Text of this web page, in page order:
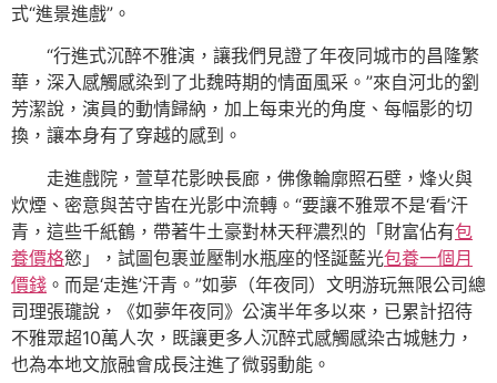
式“進景進戲”。
“行進式沉醉不雅演，讓我們見證了年夜同城市的昌隆繁
華，深入感觸感染到了北魏時期的情面風采。”來自河北的劉
芳潔說，演員的動情歸納，加上每束光的角度、每幅影的切
換，讓本身有了穿越的感到。
走進戲院，萱草花影映長廊，佛像輪廓照石壁，烽火與
炊煙、密意與苦守皆在光影中流轉。“要讓不雅眾不是‘看’汗
青，這些千紙鶴，帶著牛土豪對林天秤濃烈的「財富佔有包
養價格慾」，試圖包裹並壓制水瓶座的怪誕藍光包養一個月
價錢 。而是‘走進’汗青。”如夢（年夜同）文明游玩無限公司總
司理張瓏說，《如夢年夜同》公演半年多以來，已累計招待
不雅眾超10萬人次，既讓更多人沉醉式感觸感染古城魅力，
也為本地文旅融會成長注進了微弱動能。